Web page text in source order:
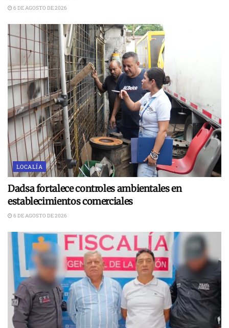
6 DE AGOSTO DE 2026
LOCALÍA
Dadsa fortalece controles ambientales en
establecimientos comerciales
6 DE AGOSTO DE 2026